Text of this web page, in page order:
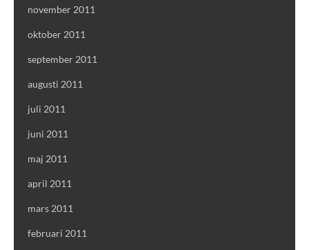
november 2011
oktober 2011
september 2011
augusti 2011
juli 2011
juni 2011
maj 2011
april 2011
mars 2011
februari 2011